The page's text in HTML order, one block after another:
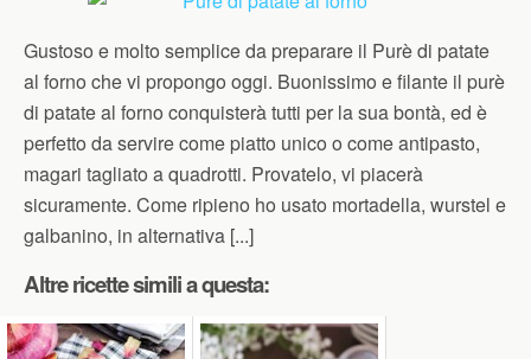
Gustoso e molto semplice da preparare il Purè di patate
al forno che vi propongo oggi. Buonissimo e filante il purè
di patate al forno conquisterà tutti per la sua bontà, ed è
perfetto da servire come piatto unico o come antipasto,
magari tagliato a quadrotti. Provatelo, vi piacerà
sicuramente. Come ripieno ho usato mortadella, wurstel e
galbanino, in alternativa [...]
Altre ricette simili a questa: